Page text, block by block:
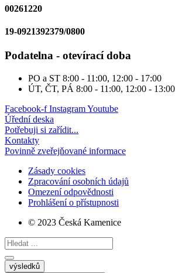
00261220
19-0921392379/0800
Podatelna - otevírací doba
PO a ST 8:00 - 11:00, 12:00 - 17:00
ÚT, ČT, PÁ 8:00 - 11:00, 12:00 - 13:00
Facebook-f InstagramYoutube
Úřední deska
Potřebuji si zařídit...
Kontakty
Povinně zveřejňované informace
Zásady cookies
Zpracování osobních údajů
Omezení odpovědnosti
Prohlášení o přístupnosti
© 2023 Česká Kamenice
Search
...
výsledků